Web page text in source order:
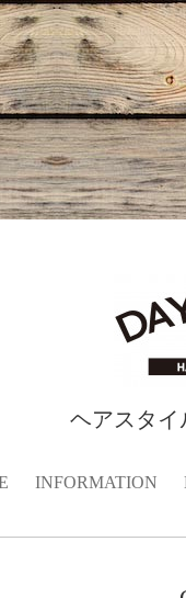
ヘアスタイ
INFORMATION